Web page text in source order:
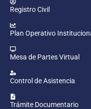
Registro Civil
Plan Operativo
Mesa de Partes Virtual
Control de Asistencia
Trámite Documentario